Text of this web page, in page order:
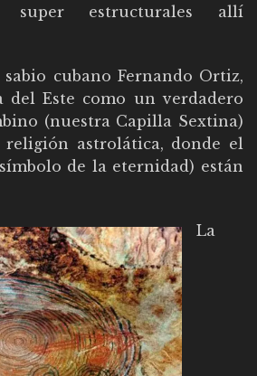
super estructurales allí
cubano Fernando Ortiz,
del Este como un verdadero
(nuestra Capilla Sextina)
astrolática, donde el
de la eternidad) están
La